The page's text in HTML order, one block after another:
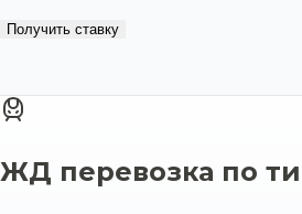
Получить ставку
ЖД перевозка по